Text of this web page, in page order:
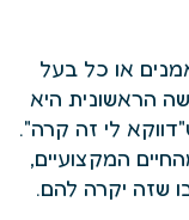
או כל בעל
הראשונית היא
לי זה קרה".
המקצועיים,
שזה יקרה להם.